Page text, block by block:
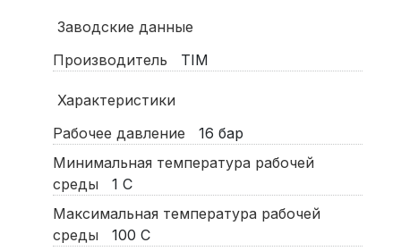
Заводские данные
Производитель
TIM
Характеристики
Рабочее давление
16 бар
Минимальная температура рабочей
среды
1 С
Максимальная температура рабочей
среды
100 С